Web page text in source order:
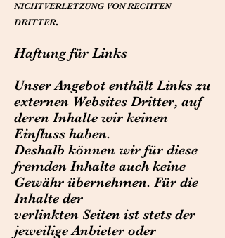
NICHTVERLETZUNG VON RECHTEN
DRITTER.
Haftung für Links
Unser Angebot enthält Links zu
externen Websites Dritter, auf
deren Inhalte wir keinen
Einfluss haben.
Deshalb können wir für diese
fremden Inhalte auch keine
Gewähr übernehmen. Für die
Inhalte der
verlinkten Seiten ist stets der
jeweilige Anbieter oder